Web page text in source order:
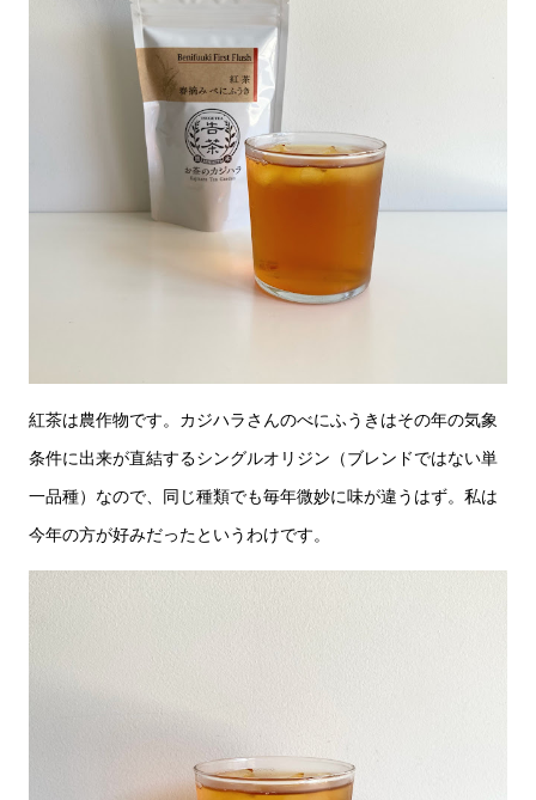
紅茶は農作物です。カジハラさんのべにふうきはその年の気象
条件に出来が直結するシングルオリジン（ブレンドではない単
一品種）なので、同じ種類でも毎年微妙に味が違うはず。私は
今年の方が好みだったというわけです。